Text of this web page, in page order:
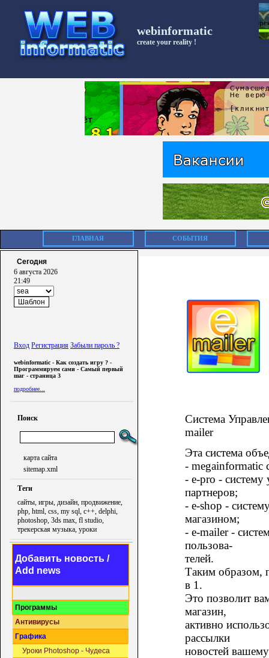
webinformatic
create your reality !
ГЛАВНАЯ СОБЫТИЯ
Сегодня
6 августа 2026
21:49
Вход Регистрация Забыли пароль ?
webinformatic - Как создать игру ? -
Программируем сами - Самый первый
шаг - страница 3
подробнее...
Поиск
карта сайта
sitemap.xml
Теги
сайты, игры, дизайн, продвижение,
php, html, css, my sql, c++, delphi,
photoshop, 3ds max, fl studio,
трекерская музыка, уроки
Добавить новость /
Add news
Программы
Антивирусы
Графика
Уроки Photoshop - Чудеса
Система
mailer
Эта система
- megainformatic
- e-pro - систему
партнеров;
- e-shop -
магазином;
- e-mailer -
пользова-
телей.
Таким образом,
в 1.
Это позволит
магазин,
активно
рассылки
новостей